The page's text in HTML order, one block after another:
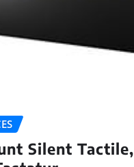
Silent Tactile,